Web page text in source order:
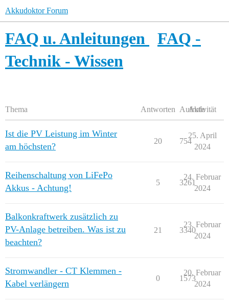
Akkudoktor Forum
FAQ u. Anleitungen
FAQ -
Technik - Wissen
Thema Antworten Aufrufe
Aktivität
Ist die PV Leistung im Winter
am höchsten?
20 754
25. April
2024
Reihenschaltung von LiFePo
Akkus - Achtung!
5 3261
24. Februar
2024
Balkonkraftwerk zusätzlich zu
PV-Anlage betreiben. Was ist zu
beachten?
21 3340
23. Februar
2024
Stromwandler - CT Klemmen -
Kabel verlängern
0 1573
20. Februar
2024